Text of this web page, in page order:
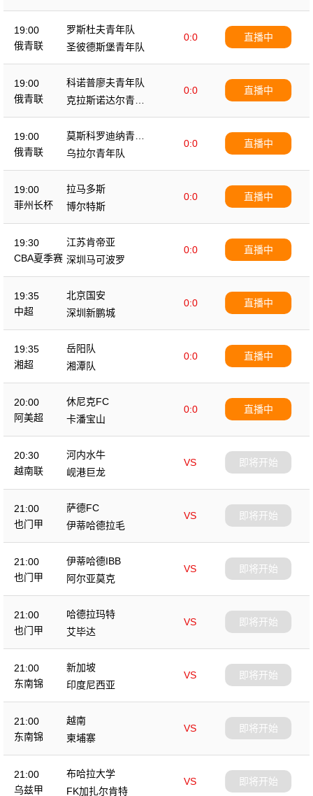
队
19:00
俄青联
罗斯杜夫青年队
0:0
圣彼德斯堡青年队
直播中
19:00
俄青联
科诺普廖夫青年队
0:0
克拉斯诺达尔青年
队
直播中
19:00
俄青联
莫斯科罗迪纳青年
队
0:0
乌拉尔青年队
直播中
19:00
菲州长杯
拉马多斯
0:0
博尔特斯
直播中
19:30
CBA夏季赛
江苏肯帝亚
0:0
深圳马可波罗
直播中
19:35
中超
北京国安
0:0
深圳新鹏城
直播中
19:35
湘超
岳阳队
0:0
湘潭队
直播中
20:00
阿美超
休尼克FC
0:0
卡潘宝山
直播中
20:30
越南联
河内水牛
VS
岘港巨龙
即将开始
21:00
也门甲
萨德FC
VS
伊蒂哈德拉毛
即将开始
21:00
也门甲
伊蒂哈德IBB
VS
阿尔亚莫克
即将开始
21:00
也门甲
哈德拉玛特
VS
艾毕达
即将开始
21:00
东南锦
新加坡
VS
印度尼西亚
即将开始
21:00
东南锦
越南
VS
柬埔寨
即将开始
21:00
乌兹甲
布哈拉大学
VS
FK加扎尔肯特
即将开始